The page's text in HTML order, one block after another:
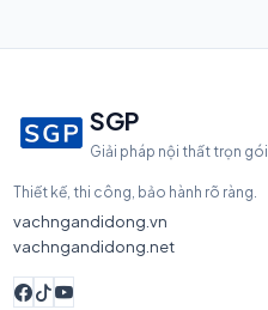
SGP
Giải pháp nội thất trọn gói
Thiết kế, thi công, bảo hành rõ ràng.
vachngandidong.vn
vachngandidong.net